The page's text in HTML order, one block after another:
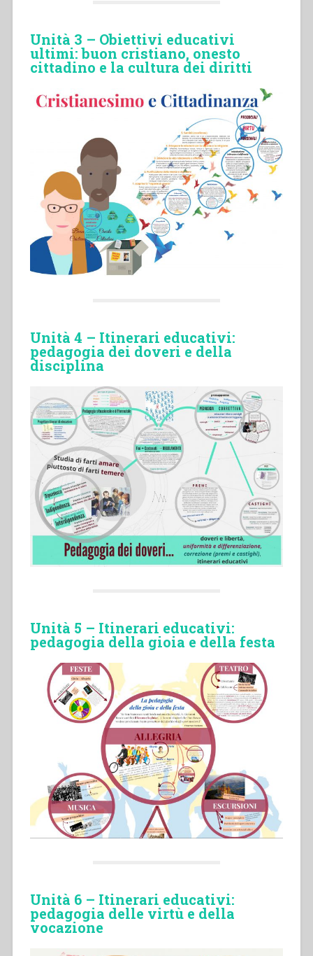
Unità 3 – Obiettivi educativi
ultimi: buon cristiano, onesto
cittadino e la cultura dei diritti
Unità 4 – Itinerari educativi:
pedagogia dei doveri e della
disciplina
Unità 5 – Itinerari educativi:
pedagogia della gioia e della festa
Unità 6 – Itinerari educativi:
pedagogia delle virtù e della
vocazione